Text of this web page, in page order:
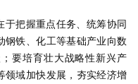
把握重点任务、统筹协同
钢铁、化工等基础产业向数
要培育壮大战略性新兴产
领域加快发展，夯实经济增